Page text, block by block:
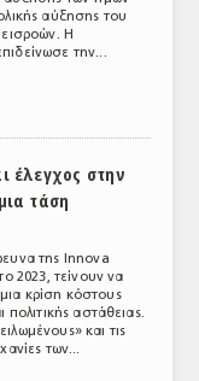
αύξησης του
εισροών. Η
την...
έλεγχος στην
τάση
της Innova
2023, τείνουν να
κρίση κόστους
πολιτικής αστάθειας.
και τις
των...